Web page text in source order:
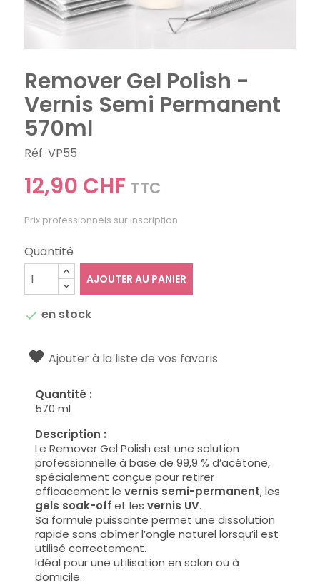
Remover Gel Polish -
Vernis Semi Permanent
570ml
Réf. VP55
12,90 CHF TTC
Prix professionnels sur inscription
Quantité
AJOUTER AU PANIER
 en stock
Ajouter à la liste de vos favoris
Quantité :
570 ml
Description :
Le Remover Gel Polish est une solution
professionnelle à base de 99,9 % d’acétone,
spécialement conçue pour retirer
efficacement levernis semi-permanent, les
gels soak-off et lesvernis UV.
Sa formule puissante permet une dissolution
rapide sans abîmer l’ongle naturel lorsqu’il est
utilisé correctement.
Idéal pour une utilisation en salon ou à
domicile.